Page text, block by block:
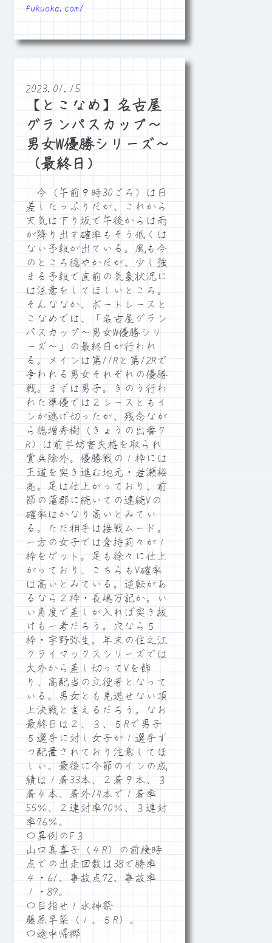
fukuoka.com/
2023.01.15
【とこなめ】名古屋
グランパスカップ～
男女W優勝シリーズ～
（最終日）
今（午前９時30ごろ）は日
差したっぷりだが、これから
天気は下り坂で午後からは雨
が降り出す確率もそう低くは
ない予報が出ている。風も今
のところ穏やかだが、少し強
まる予報で直前の気象状況に
は注意をしてほしいところ。
そんななか、ボートレースと
こなめでは、「名古屋グラン
パスカップ～男女W優勝シリ
ーズ～」の最終日が行われ
る。メインは第11Rと第12Rで
争われる男女それぞれの優勝
戦。まずは男子。きのう行わ
れた準優では２レースともイ
ンが逃げ切ったが、残念なが
ら徳増秀樹（きょうの出番７
R）は前半妨害失格を取られ
賞典除外。優勝戦の１枠には
王道を突き進む地元・岩瀬裕
亮。足は仕上がっており、前
節の蒲郡に続いての連続Vの
確率はかなり高いとみてい
る。ただ相手は接戦ムード。
一方の女子では倉持莉々が１
枠をゲット。足も徐々に仕上
がっており、こちらもV確率
は高いとみている。逆転があ
るなら２枠・長嶋万記か。い
い角度で差しが入れば突き抜
けも一考だろう。穴なら５
枠・宇野弥生。年末の住之江
クライマックスシリーズでは
大外から差し切ってVを飾
り、高配当の立役者となって
いる。男女とも見逃せない頂
上決戦と言えるだろう。なお
最終日は２、３、５Rで男子
５選手に対し女子が１選手ず
つ配置されており注意してほ
しい。最後に今節のインの成
績は１着33本、２着９本、３
着４本、着外14本で１着率
55％、２連対率70％、３連対
率76％。
〇異例のF３
山口真喜子（４R）の前検時
点での出走回数は38で勝率
４・61、事故点72、事故率
１・89。
〇目指せ！水神祭
藤原早菜（１、５R）。
〇途中帰郷